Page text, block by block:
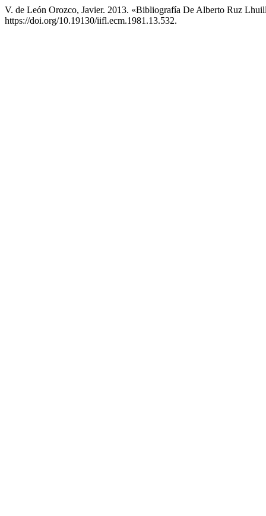
V. de León Orozco, Javier. 2013. «Bibliografía De Alberto Ruz
https://doi.org/10.19130/iifl.ecm.1981.13.532.